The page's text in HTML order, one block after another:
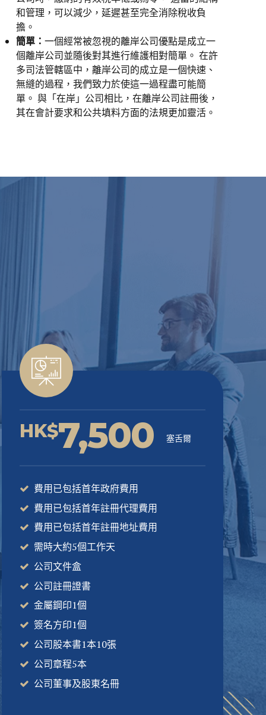
和管理，可以減少，延遲甚至完全消除稅收負
擔。
簡單： 一個經常被忽視的離岸公司優點是成立一
個離岸公司並隨後對其進行維護相對簡單。 在許
多司法管轄區中，離岸公司的成立是一個快速、
無縫的過程，我們致力於使這一過程盡可能簡
單。 與「在岸」公司相比，在離岸公司註冊後，
其在會計要求和公共填料方面的法規更加靈活。
HK$7,500 塞舌爾
費用已包括首年政府費用
費用已包括首年註冊代理費用
費用已包括首年註冊地址費用
需時大約5個工作天
公司文件盒
公司註冊證書
金屬鋼印1個
簽名方印1個
公司股本書1本10張
公司章程5本
公司董事及股東名冊